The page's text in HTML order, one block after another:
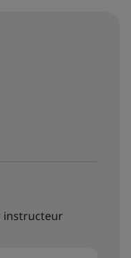
instructeur